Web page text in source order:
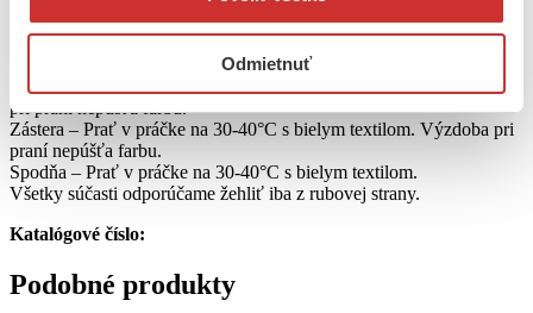
Odmietnuť
ÚDRŽBA
Blúzka – Prať na 30-40°C, odporúčame šetrnejšie pranie alebo
kratší program. Výšivka pri praní nepúšťa farbu.
Sukňa – Prať v práčke na 30-40°C s farebným textilom. Výzdoba
pri praní nepúšťa farbu.
Zástera – Prať v práčke na 30-40°C s bielym textilom. Výzdoba pri
praní nepúšťa farbu.
Spodňa – Prať v práčke na 30-40°C s bielym textilom.
Všetky súčasti odporúčame žehliť iba z rubovej strany.
Katalógové číslo:
Podobné produkty